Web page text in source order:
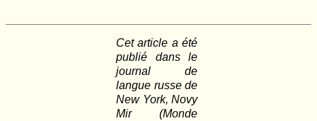
Cet article a été
publié dans le
journal de
langue russe de
New York, Novy
Mir (Monde